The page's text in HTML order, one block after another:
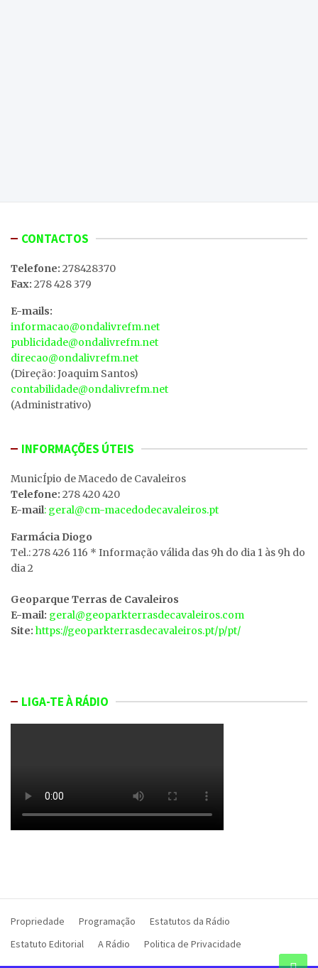
CONTACTOS
Telefone: 278428370
Fax: 278 428 379
E-mails:
informacao@ondalivrefm.net
publicidade@ondalivrefm.net
direcao@ondalivrefm.net
(Direção: Joaquim Santos)
contabilidade@ondalivrefm.net
(Administrativo)
INFORMAÇÕES ÚTEIS
MunicÍpio de Macedo de Cavaleiros
Telefone: 278 420 420
E-mail: geral@cm-macedodecavaleiros.pt
Farmácia Diogo
Tel.: 278 426 116 * Informação válida das 9h do dia 1 às 9h do
dia 2
Geoparque Terras de Cavaleiros
E-mail: geral@geoparkterrasdecavaleiros.com
Site: https://geoparkterrasdecavaleiros.pt/p/pt/
LIGA-TE À RÁDIO
Propriedade Programação
Estatutos da Rádio
Estatuto Editorial
A Rádio Politica de Privacidade